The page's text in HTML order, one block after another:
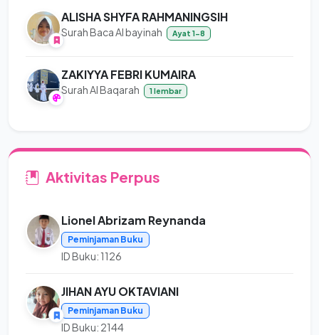
ALISHA SHYFA RAHMANINGSIH
Surah Baca Al bayinah Ayat 1-8
ZAKIYYA FEBRI KUMAIRA
Surah Al Baqarah 1 lembar
Aktivitas Perpus
Lionel Abrizam Reynanda
Peminjaman Buku
ID Buku: 1126
JIHAN AYU OKTAVIANI
Peminjaman Buku
ID Buku: 2144